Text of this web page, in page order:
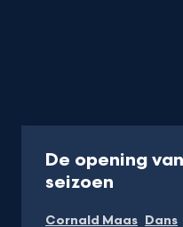
De opening
seizoen
Cornald Maas Dans